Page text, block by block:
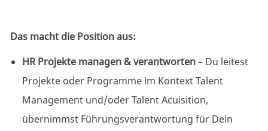
Das macht die Position aus:
HR Projekte managen & verantworten– Du leitest
Projekte oder Programme im Kontext Talent
Management und/oder Talent Acuisition,
übernimmst Führungsverantwortung für Dein